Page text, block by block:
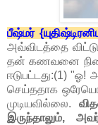
பீஷ்மர்
அவ்விடத்தை
தன் கணவனை
ஈடுபட்டது:(1)
செய்ததாக
முடியவில்லை.
இருந்தாலும்,